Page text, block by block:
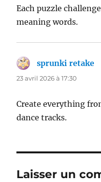
Each puzzle
meaning words.
sprunki retake
23 avril 2026 à 17:30
Create everything
dance tracks.
Laisser un